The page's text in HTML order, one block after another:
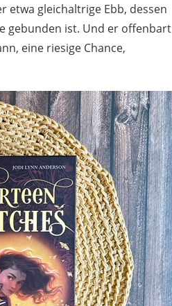
etwa gleichaltrige Ebb, dessen
gebunden ist. Und er offenbart
eine riesige Chance,